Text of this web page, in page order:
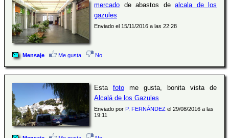
mercado de abastos de alcala de los
gazules
Enviado el 15/11/2016 a las 22:28
Mensaje Me gusta No
Esta foto me gusta, bonita vista de
Alcalá de los Gazules
Enviado por P. FERNÁNDEZ el 29/08/2016 a las
19:11